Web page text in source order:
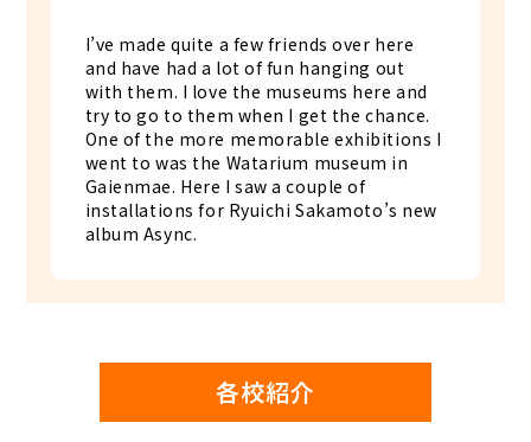
I’ve made quite a few friends over here
and have had a lot of fun hanging out
with them. I love the museums here and
try to go to them when I get the chance.
One of the more memorable exhibitions I
went to was the Watarium museum in
Gaienmae. Here I saw a couple of
installations for Ryuichi Sakamoto’s new
album Async.
各校紹介